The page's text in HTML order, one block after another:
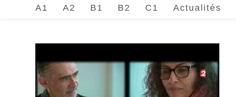
A1 A2 B1 B2 C1 Actualités